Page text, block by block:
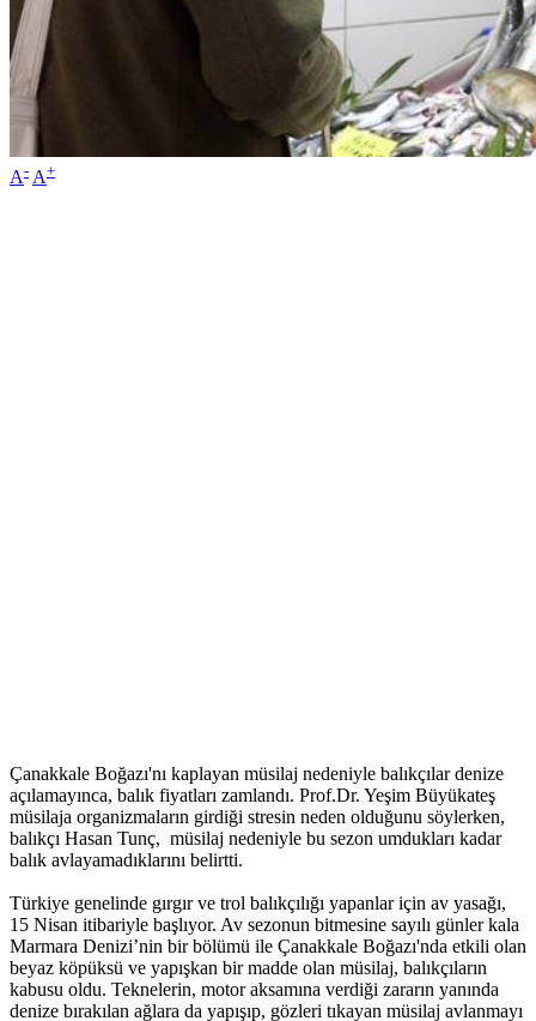
A- A+
Çanakkale Boğazı'nı kaplayan müsilaj nedeniyle balıkçılar denize
açılamayınca, balık fiyatları zamlandı. Prof.Dr. Yeşim Büyükateş
müsilaja organizmaların girdiği stresin neden olduğunu söylerken,
balıkçı Hasan Tunç, müsilaj nedeniyle bu sezon umdukları kadar
balık avlayamadıklarını belirtti.
Türkiye genelinde gırgır ve trol balıkçılığı yapanlar için av yasağı,
15 Nisan itibariyle başlıyor. Av sezonun bitmesine sayılı günler kala
Marmara Denizi’nin bir bölümü ile Çanakkale Boğazı'nda etkili olan
beyaz köpüksü ve yapışkan bir madde olan müsilaj, balıkçıların
kabusu oldu. Teknelerin, motor aksamına verdiği zararın yanında
denize bırakılan ağlara da yapışıp, gözleri tıkayan müsilaj avlanmayı